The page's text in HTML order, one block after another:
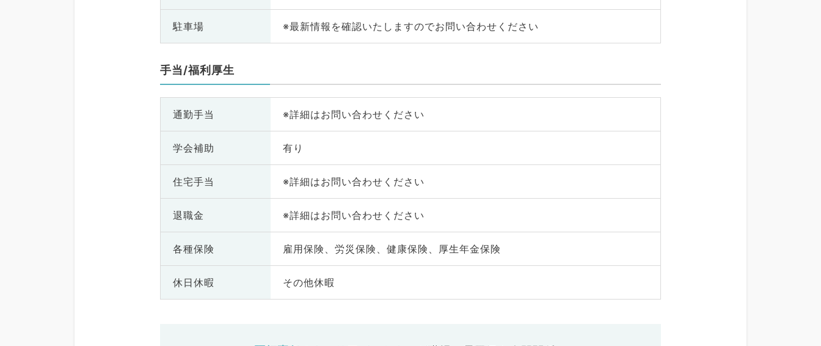
駐車場 ※最新情報を確認いたしますのでお問い合わせください
手当/福利厚生
通勤手当 ※詳細はお問い合わせください
学会補助 有り
住宅手当 ※詳細はお問い合わせください
退職金 ※詳細はお問い合わせください
各種保険 雇用保険、労災保険、健康保険、厚生年金保険
休日休暇 その他休暇